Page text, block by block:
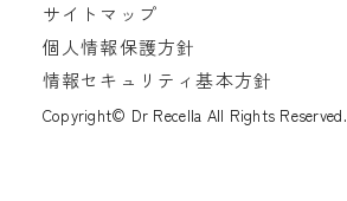
サイトマップ
個人情報保護方針
情報セキュリティ基本方針
Copyright© Dr Recella All Rights Reserved.